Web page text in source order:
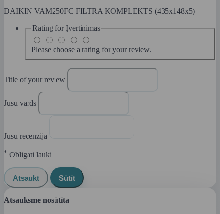
DAIKIN VAM250FC FILTRA KOMPLEKTS (435x148x5)
Rating for Įvertinimas
Please choose a rating for your review.
Title of your review
Jūsu vārds
Jūsu recenzija
* Obligāti lauki
Atsaukt Sūtīt
Atsauksme nosūtīta